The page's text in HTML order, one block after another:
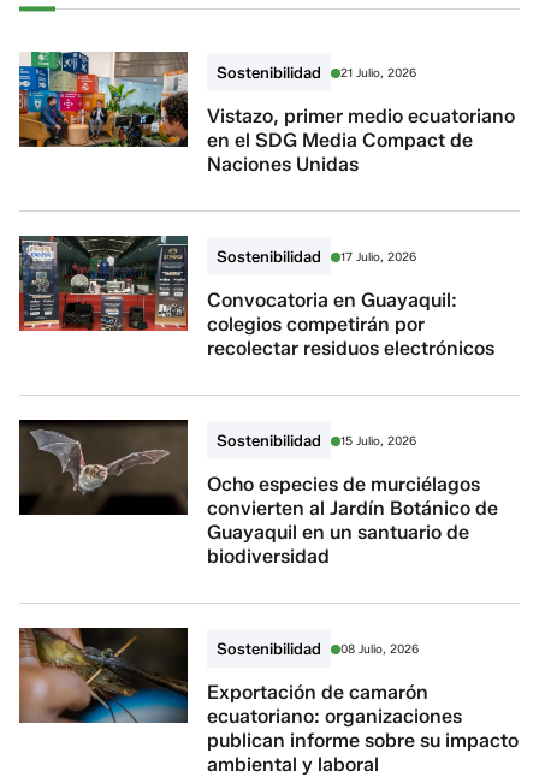
Sostenibilidad 21 Julio, 2026
Vistazo, primer medio ecuatoriano
en el SDG Media Compact de
Naciones Unidas
Sostenibilidad 17 Julio, 2026
Convocatoria en Guayaquil:
colegios competirán por
recolectar residuos electrónicos
Sostenibilidad 15 Julio, 2026
Ocho especies de murciélagos
convierten al Jardín Botánico de
Guayaquil en un santuario de
biodiversidad
Sostenibilidad 08 Julio, 2026
Exportación de camarón
ecuatoriano: organizaciones
publican informe sobre su impacto
ambiental y laboral